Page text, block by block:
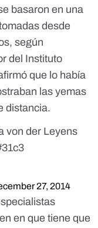
basaron en una
desde
según
del Instituto
que lo había
las yemas
distancia.
von der Leyens
27, 2014
en que tiene que